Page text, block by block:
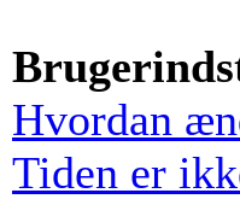
Hvordan
Tiden er